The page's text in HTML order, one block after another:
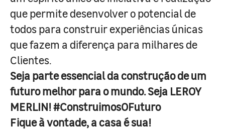
que permite desenvolver o potencial de
todos para construir experiências únicas
que fazem a diferença para milhares de
Clientes.
Seja parte essencial da construção de um
futuro melhor para o mundo. Seja LEROY
MERLIN! #ConstruimosOFuturo
Fique à vontade, a casa é sua!